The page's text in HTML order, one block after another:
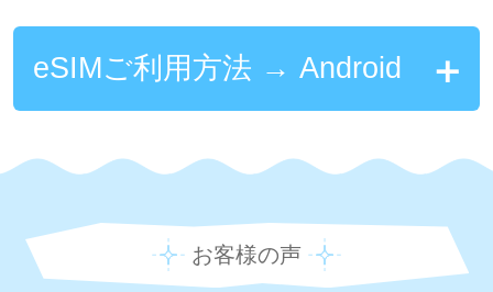
eSIMご利用方法 → Android
お客様の声